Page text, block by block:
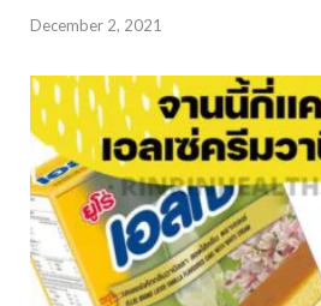
December 2, 2021